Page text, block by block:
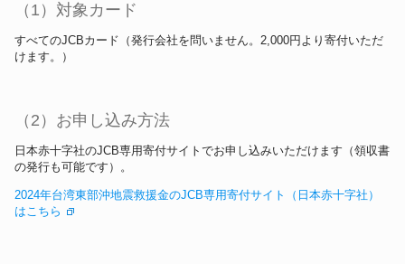
（1）対象カード
すべてのJCBカード（発行会社を問いません。2,000円より寄付いただ
けます。）
（2）お申し込み方法
日本赤十字社のJCB専用寄付サイトでお申し込みいただけます（領収書
の発行も可能です）。
2024年台湾東部沖地震救援金のJCB専用寄付サイト（日本赤十字社）
はこちら